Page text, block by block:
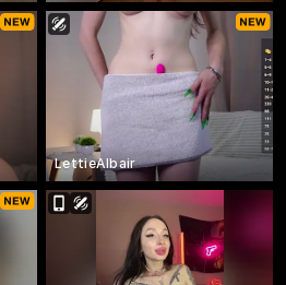
LettieAlbair